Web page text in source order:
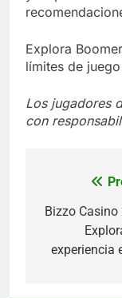
Explora
límites de
Los jugadores
con
Bizzo Casino
experiencia